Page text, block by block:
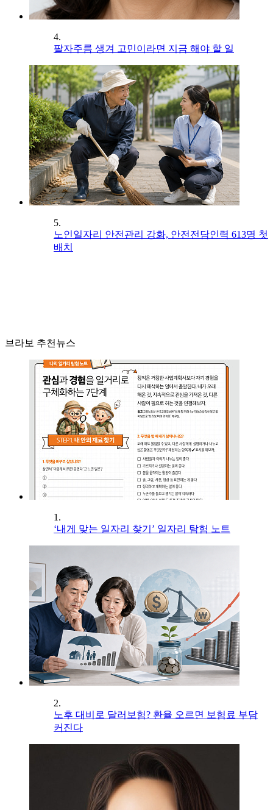
4.
팔자주름 생겨 고민이라면 지금 해야 할 일
5.
노인일자리 안전관리 강화, 안전전담인력 613명 첫
배치
브라보 추천뉴스
1.
‘내게 맞는 일자리 찾기’ 일자리 탐험 노트
2.
노후 대비로 달러보험? 환율 오르면 보험료 부담
커진다